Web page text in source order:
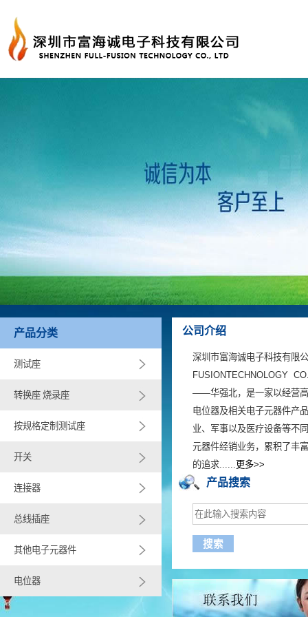
产品分类
测试座
转换座 烧录座
按规格定制测试座
开关
连接器
总线插座
其他电子元器件
电位器
公司介绍
深圳市富海诚电子科技有限
FUSIONTECHNOLOGY
——华强北，是一家以经营
电位器及相关电子元器件产
业、军事以及医疗设备等不
元器件经销业务，累积了丰
的追求...... 更多>>
产品搜索